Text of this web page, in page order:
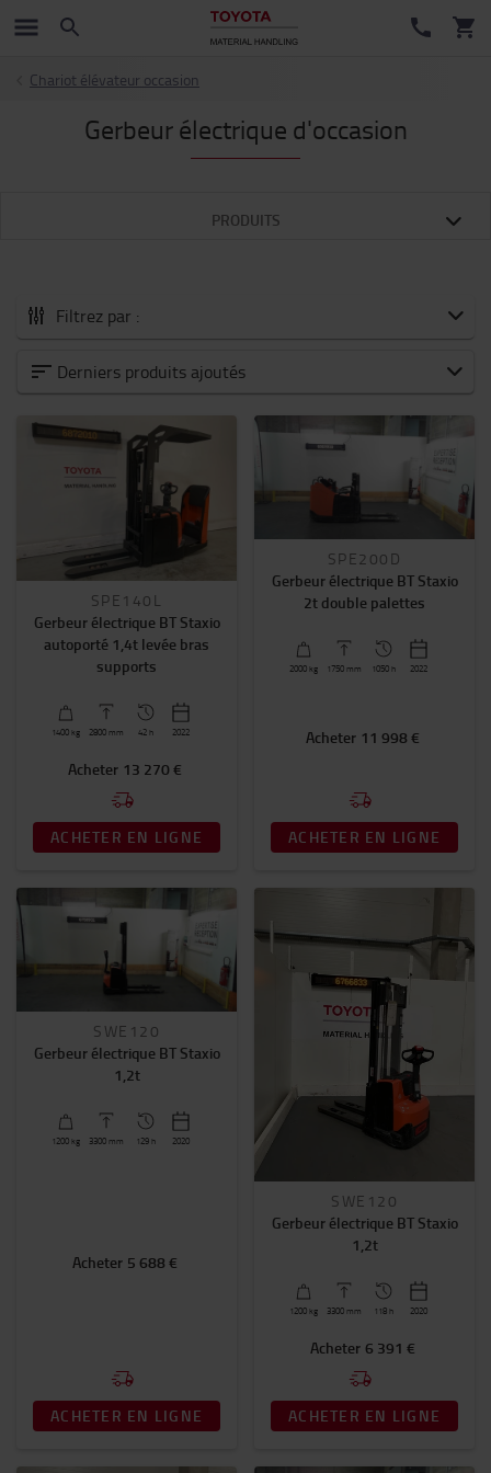
Chariot élévateur occasion
Gerbeur électrique d'occasion
PRODUITS
Filtrez par :
Nos chariots élévateurs d'occasion
Chariot frontal thermique d'occasion
Chariot à mât rétractable d'occasion
Chariot préparateur de commandes d'occasion
Transpalette électrique d'occasion
Transpalette manuel d'occasion
Gerbeur électrique d'occasion
Chariot tracteur d'occasion
Hauteur de levée (mm)
4500mm
Capacité nominale
Capacité nominale
1200(19)
800(5)
1400(4)
EN SAVOIR PLUS.
Filtrer par catégorie
Prix
Horamètre
3000
(2)
1500(1)
Derniers produits ajoutés
SPE140L
Gerbeur électrique BT Staxio
autoporté 1,4t levée bras
supports
1400 kg 2800 mm 42 h 2022
Acheter 13 270 €
ACHETER EN LIGNE
SPE200D
Gerbeur électrique BT Staxio
2t double palettes
2000 kg 1750 mm 1050 h 2022
Acheter 11 998 €
ACHETER EN LIGNE
SWE120
Gerbeur électrique BT Staxio
1,2t
1200 kg 3300 mm 129 h 2020
Acheter 5 688 €
ACHETER EN LIGNE
SWE120
Gerbeur électrique BT Staxio
1,2t
1200 kg 3300 mm 118 h 2020
Acheter 6 391 €
ACHETER EN LIGNE